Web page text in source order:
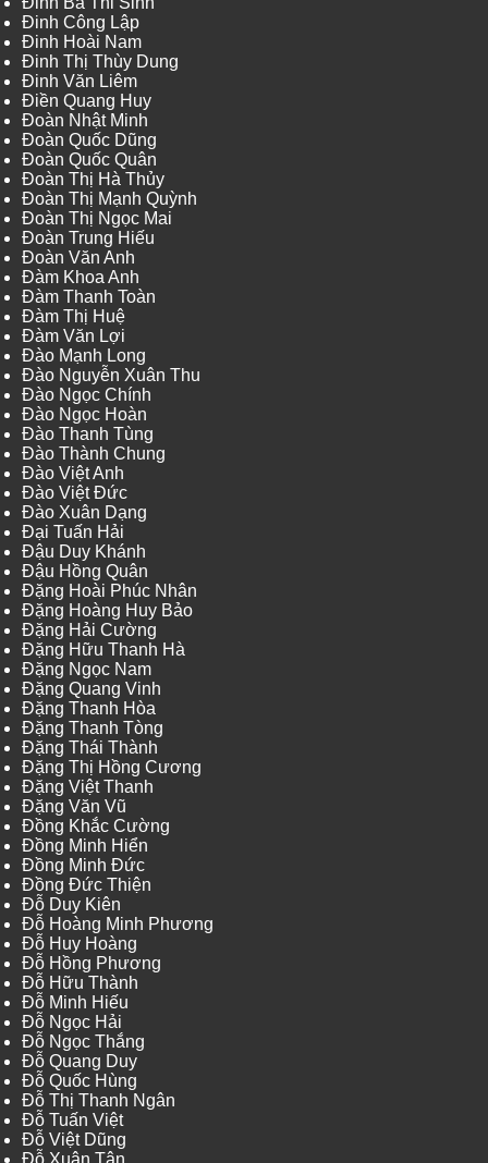
Đinh Công Lập
Đinh Hoài Nam
Đinh Thị Thùy Dung
Đinh Văn Liêm
Điền Quang Huy
Đoàn Nhật Minh
Đoàn Quốc Dũng
Đoàn Quốc Quân
Đoàn Thị Hà Thủy
Đoàn Thị Mạnh Quỳnh
Đoàn Thị Ngọc Mai
Đoàn Trung Hiếu
Đoàn Văn Anh
Đàm Khoa Anh
Đàm Thanh Toàn
Đàm Thị Huệ
Đàm Văn Lợi
Đào Mạnh Long
Đào Nguyễn Xuân Thu
Đào Ngọc Chính
Đào Ngọc Hoàn
Đào Thanh Tùng
Đào Thành Chung
Đào Việt Anh
Đào Việt Đức
Đào Xuân Dạng
Đại Tuấn Hải
Đậu Duy Khánh
Đậu Hồng Quân
Đặng Hoài Phúc Nhân
Đặng Hoàng Huy Bảo
Đặng Hải Cường
Đặng Hữu Thanh Hà
Đặng Ngọc Nam
Đặng Quang Vinh
Đặng Thanh Hòa
Đặng Thanh Tòng
Đặng Thái Thành
Đặng Thị Hồng Cương
Đặng Việt Thanh
Đặng Văn Vũ
Đồng Khắc Cường
Đồng Minh Hiển
Đồng Minh Đức
Đồng Đức Thiện
Đỗ Duy Kiên
Đỗ Hoàng Minh Phương
Đỗ Huy Hoàng
Đỗ Hồng Phương
Đỗ Hữu Thành
Đỗ Minh Hiếu
Đỗ Ngọc Hải
Đỗ Ngọc Thắng
Đỗ Quang Duy
Đỗ Quốc Hùng
Đỗ Thị Thanh Ngân
Đỗ Tuấn Việt
Đỗ Việt Dũng